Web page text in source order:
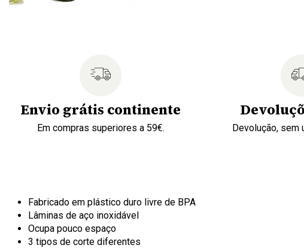
Envio grátis continente
Em compras superiores a 59€. Devolução, sem
Fabricado em plástico duro livre de BPA
Lâminas de aço inoxidável
Ocupa pouco espaço
3 tipos de corte diferentes